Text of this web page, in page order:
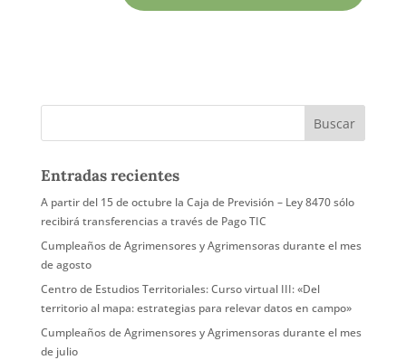
Entradas recientes
A partir del 15 de octubre la Caja de Previsión – Ley 8470 sólo
recibirá transferencias a través de Pago TIC
Cumpleaños de Agrimensores y Agrimensoras durante el mes
de agosto
Centro de Estudios Territoriales: Curso virtual III: «Del
territorio al mapa: estrategias para relevar datos en campo»
Cumpleaños de Agrimensores y Agrimensoras durante el mes
de julio